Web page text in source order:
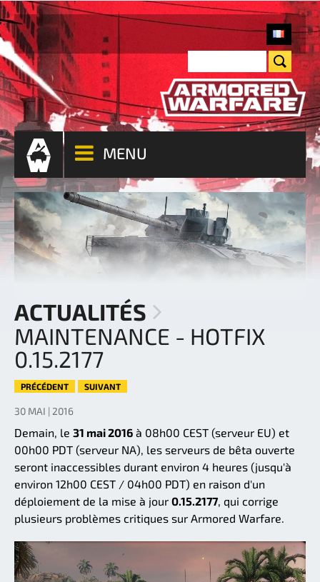
MENU
ACTUALITÉS
MAINTENANCE - HOTFIX
0.15.2177
PRÉCÉDENT SUIVANT
30 MAI | 2016
Demain, le 31 mai 2016 à 08h00 CEST (serveur EU) et
00h00 PDT (serveur NA), les serveurs de bêta ouverte
seront inaccessibles durant environ 4 heures (jusqu'à
environ 12h00 CEST / 04h00 PDT) en raison d'un
déploiement de la mise à jour 0.15.2177, qui corrige
plusieurs problèmes critiques sur Armored Warfare.